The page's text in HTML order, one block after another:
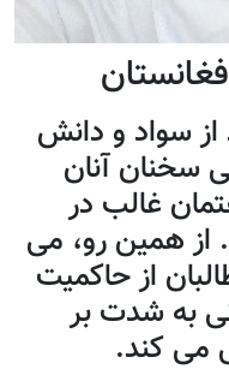
سواد و دانش
سخنان آنان
غالب در
همین رو، می
از حاکمیت
به شدت بر
می کند.